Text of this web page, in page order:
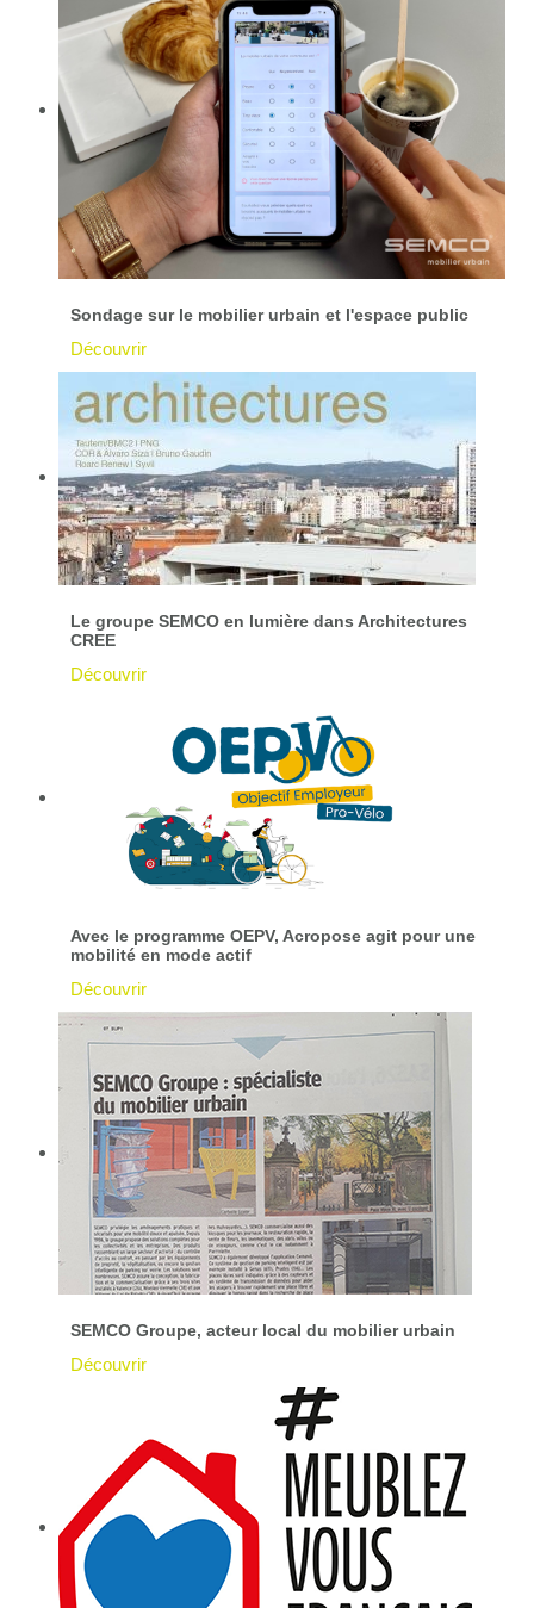
Sondage sur le mobilier urbain et l'espace public
Découvrir
Le groupe SEMCO en lumière dans Architectures
CREE
Découvrir
Avec le programme OEPV, Acropose agit pour une
mobilité en mode actif
Découvrir
SEMCO Groupe, acteur local du mobilier urbain
Découvrir